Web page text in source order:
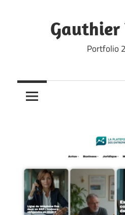
Portfolio